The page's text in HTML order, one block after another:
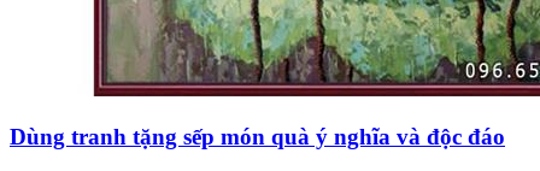
Dùng tranh tặng sếp món quà ý nghĩa và độc đáo